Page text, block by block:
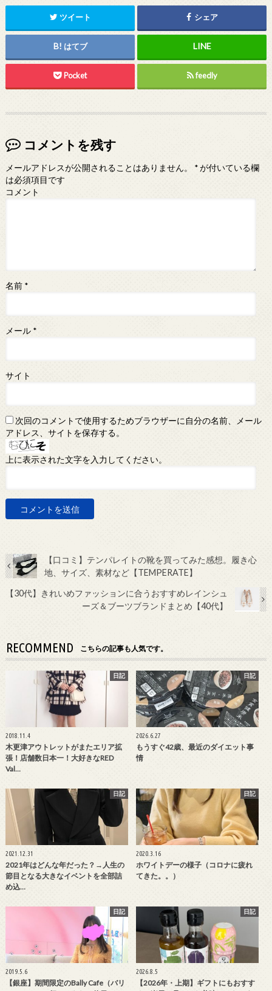
ツイート シェア
はてブ
Pocket feedly
コメントを残す
メールアドレスが公開されることはありません。 *が付いている欄
は必須項目です
コメント
名前 *
メール *
サイト
次回のコメントで使用するためブラウザーに自分の名前、メール
アドレス、サイトを保存する。
上に表示された文字を入力してください。
【口コミ】テンパレイトの靴を買ってみた感想。履き心
地、サイズ、素材など【TEMPERATE】
【30代】きれいめファッションに合うおすすめレインシュ
ーズ＆ブーツブランドまとめ【40代】
RECOMMEND こちらの記事も人気です。
日記
2018.11.4
木更津アウトレットがまたエリア拡
張！店舗数日本一！大好きなRED
Val…
日記
2026.6.27
もうすぐ42歳、最近のダイエット事
情
日記
2021.12.31
2021年はどんな年だった？→人生の
節目となる大きなイベントを全部詰
め込…
日記
2020.3.16
ホワイトデーの様子（コロナに疲れ
てきた。。）
日記
2019.5.6
【銀座】期間限定のBally Cafe（バリ
日記
2026.8.5
【2026年・上期】ギフトにもおすす